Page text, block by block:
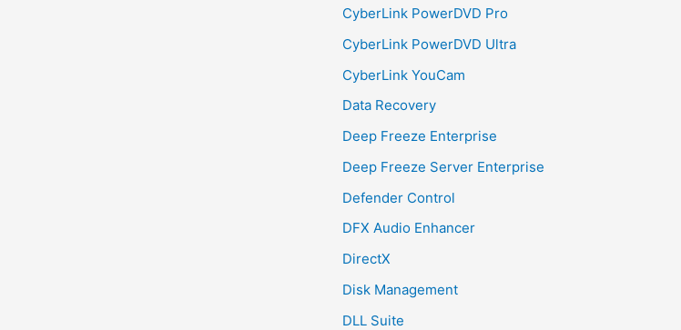
CyberLink PowerDVD Pro
CyberLink PowerDVD Ultra
CyberLink YouCam
Data Recovery
Deep Freeze Enterprise
Deep Freeze Server Enterprise
Defender Control
DFX Audio Enhancer
DirectX
Disk Management
DLL Suite